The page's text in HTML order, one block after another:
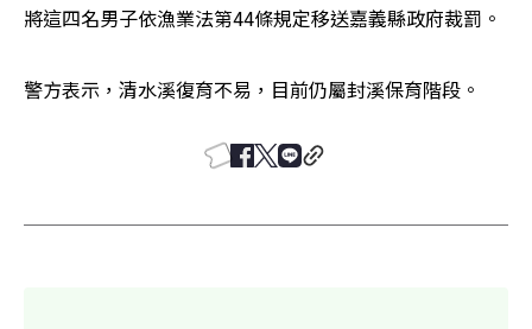
將這四名男子依漁業法第44條規定移送嘉義縣政府裁罰。
警方表示，清水溪復育不易，目前仍屬封溪保育階段。